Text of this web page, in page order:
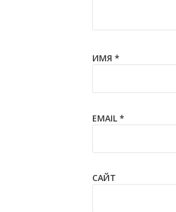
ИМЯ *
EMAIL *
САЙТ